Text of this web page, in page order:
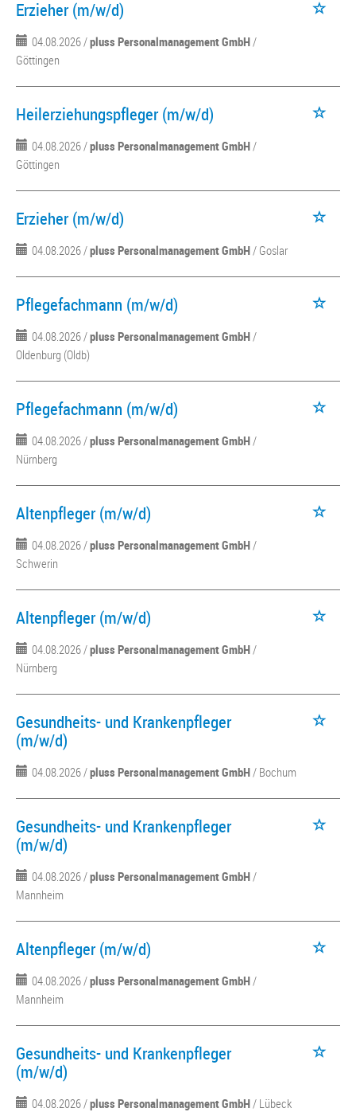
Erzieher (m/w/d)
04.08.2026 /pluss Personalmanagement GmbH/
Göttingen
Heilerziehungspfleger (m/w/d)
04.08.2026 /pluss Personalmanagement GmbH/
Göttingen
Erzieher (m/w/d)
04.08.2026 /pluss Personalmanagement GmbH/ Goslar
Pflegefachmann (m/w/d)
04.08.2026 /pluss Personalmanagement GmbH/
Oldenburg (Oldb)
Pflegefachmann (m/w/d)
04.08.2026 /pluss Personalmanagement GmbH/
Nürnberg
Altenpfleger (m/w/d)
04.08.2026 /pluss Personalmanagement GmbH/
Schwerin
Altenpfleger (m/w/d)
04.08.2026 /pluss Personalmanagement GmbH/
Nürnberg
Gesundheits- und Krankenpfleger
(m/w/d)
04.08.2026 /pluss Personalmanagement GmbH/ Bochum
Gesundheits- und Krankenpfleger
(m/w/d)
04.08.2026 /pluss Personalmanagement GmbH/
Mannheim
Altenpfleger (m/w/d)
04.08.2026 /pluss Personalmanagement GmbH/
Mannheim
Gesundheits- und Krankenpfleger
(m/w/d)
04.08.2026 /pluss Personalmanagement GmbH/ Lübeck